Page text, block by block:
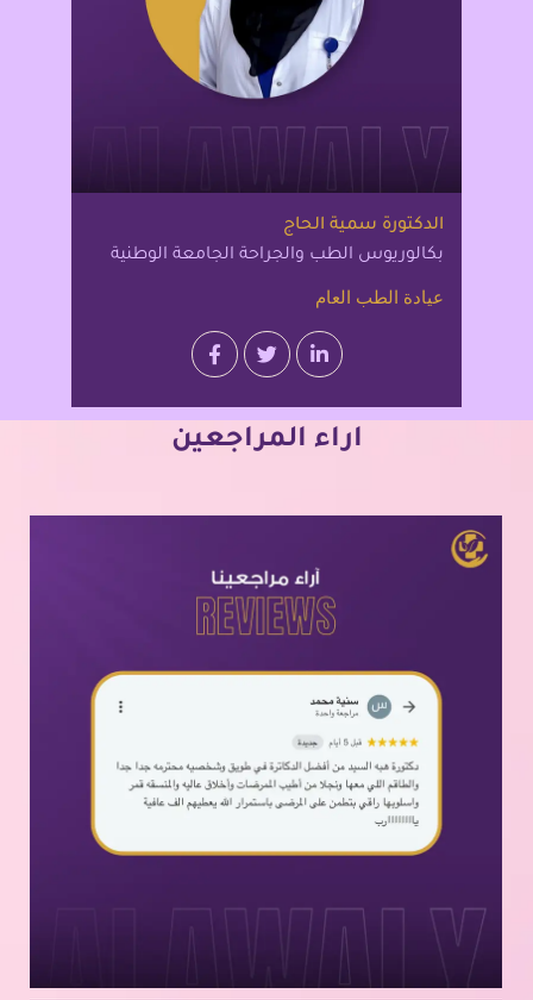
الدكتورة سمية الحاج
بكالوريوس الطب والجراحة الجامعة الوطنية
عيادة الطب العام
اراء المراجعين